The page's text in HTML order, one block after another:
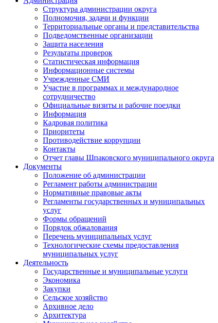
Структура администрации округа
Полномочия, задачи и функции
Территориальные органы и представительства
Подведомственные организации
Защита населения
Результаты проверок
Статистическая информация
Информационные системы
Учрежденные СМИ
Участие в программах и международное
сотрудничество
Официальные визиты и рабочие поездки
Информация
Кадровая политика
Приоритеты
Противодействие коррупции
Контакты
Отчет главы Шпаковского муниципального округа
Документы
Положение об администрации
Регламент работы администрации
Нормативные правовые акты
Регламенты государственных и муниципальных
услуг
Формы обращений
Порядок обжалования
Перечень муниципальных услуг
Технологические схемы предоставления
муниципальных услуг
Деятельность
Государственные и муниципальные услуги
Экономика
Закупки
Сельское хозяйство
Архивное дело
Архитектура